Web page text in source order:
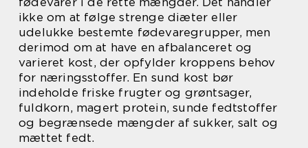
ikke om at følge strenge diæter eller
udelukke bestemte fødevaregrupper, men
derimod om at have en afbalanceret og
varieret kost, der opfylder kroppens behov
for næringsstoffer. En sund kost bør
indeholde friske frugter og grøntsager,
fuldkorn, magert protein, sunde fedtstoffer
og begrænsede mængder af sukker, salt og
mættet fedt.